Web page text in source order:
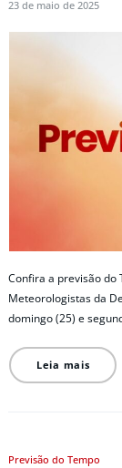
23 de maio de 2025
Confira a previsão do
Meteorologistas da
domingo (25) e
Leia mais
Previsão do Tempo